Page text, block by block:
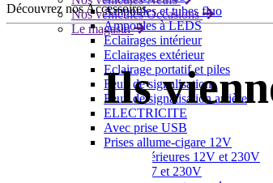
Ampoules et tubes fluo
Ampoules à LEDS
Eclairages intérieur
Eclairages extérieur
Eclairage portatif et piles
Feux de signalisation
Feux de signalisation arrière
ELECTRICITE
Avec prise USB
Prises allume-cigare 12V
Prises intérieures 12V et 230V
Prises P17 et 230V
Nos véhicules Occasions
Le magasin
Découvrez nos Accessoires
Ils